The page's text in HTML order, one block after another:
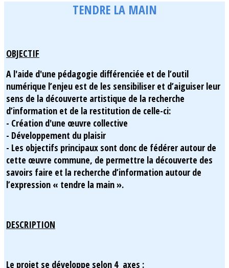
TENDRE LA MAIN
OBJECTIF
A l'aide d'une pédagogie différenciée et de l’outil
numérique l’enjeu est de les sensibiliser et d’aiguiser leur
sens de la découverte artistique de la recherche
d’information et de la restitution de celle-ci:
- Création d'une œuvre collective
- Développement du plaisir
- Les objectifs principaux sont donc de fédérer autour de
cette œuvre commune, de permettre la découverte des
savoirs faire et la recherche d’information autour de
l’expression « tendre la main ».
DESCRIPTION
Le projet se développe selon 4 axes :